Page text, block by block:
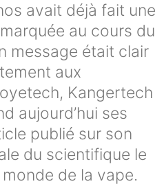
avait déjà fait une
au cours du
message était clair
aux
Kangertech
aujourd’hui ses
publié sur son
du scientifique le
de la vape.